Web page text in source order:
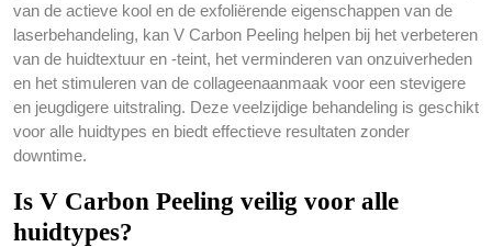
van de actieve kool en de exfoliërende eigenschappen van de
laserbehandeling, kan V Carbon Peeling helpen bij het verbeteren
van de huidtextuur en -teint, het verminderen van onzuiverheden
en het stimuleren van de collageenaanmaak voor een stevigere
en jeugdigere uitstraling. Deze veelzijdige behandeling is geschikt
voor alle huidtypes en biedt effectieve resultaten zonder
downtime.
Is V Carbon Peeling veilig voor alle
huidtypes?